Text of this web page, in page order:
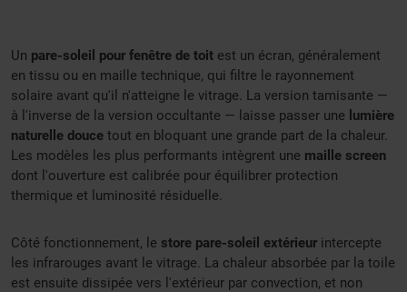
Un pare-soleil pour fenêtre de toit est un écran, généralement
en tissu ou en maille technique, qui filtre le rayonnement
solaire avant qu'il n'atteigne le vitrage. La version tamisante —
à l'inverse de la version occultante — laisse passer une lumière
naturelle douce tout en bloquant une grande part de la chaleur.
Les modèles les plus performants intègrent une maille screen
dont l'ouverture est calibrée pour équilibrer protection
thermique et luminosité résiduelle.
Côté fonctionnement, le store pare-soleil extérieur intercepte
les infrarouges avant le vitrage. La chaleur absorbée par la toile
est ensuite dissipée vers l'extérieur par convection, et non